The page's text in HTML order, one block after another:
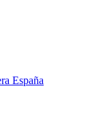
España